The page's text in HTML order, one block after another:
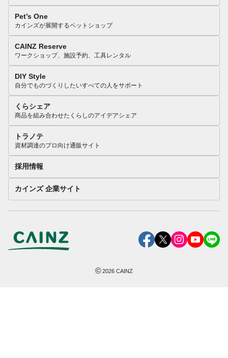
Pet’s One
カインズが展開するペットショップ
CAINZ Reserve
ワークショップ、施設予約、工具レンタル
DIY Style
自分でものづくりしたいすべての人をサポート
くらシェア
商品を組み合わせたくらしのアイデアシェア
トラノテ
資材調達のプロ向け通販サイト
採用情報
カインズ 企業サイト
©2026 CAINZ